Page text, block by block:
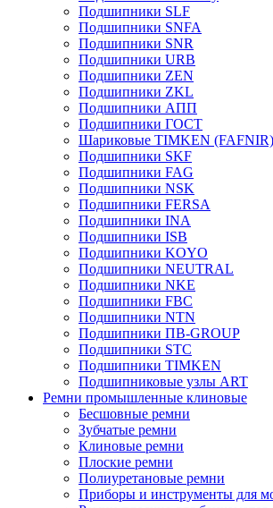
Подшипники SLF
Подшипники SNFA
Подшипники SNR
Подшипники URB
Подшипники ZEN
Подшипники ZKL
Подшипники АПП
Подшипники ГОСТ
Шариковые ТІMKEN (FAFNIR)
Подшипники SKF
Подшипники FAG
Подшипники NSK
Подшипники FERSA
Подшипники INA
Подшипники ISB
Подшипники KOYO
Подшипники NEUTRAL
Подшипники NKE
Подшипники FBC
Подшипники NTN
Подшипники ПВ-GROUP
Подшипники STC
Подшипники TIMKEN
Подшипниковые узлы ART
Ремни промышленные клиновые
Бесшовные ремни
Зубчатые ремни
Клиновые ремни
Плоские ремни
Полиуретановые ремни
Приборы и инструменты для